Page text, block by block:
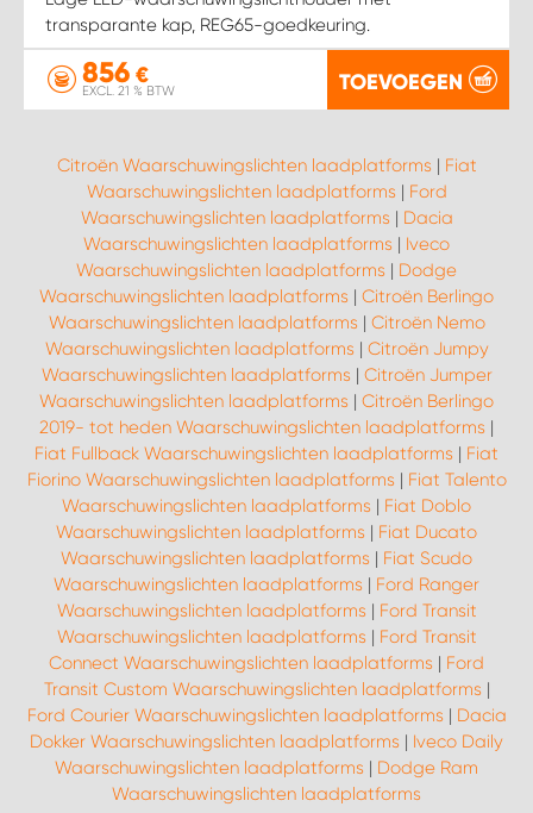
transparante kap, REG65-goedkeuring.
856 €
EXCL. 21 % BTW TOEVOEGEN
Citroën Waarschuwingslichten laadplatforms | Fiat
Waarschuwingslichten laadplatforms | Ford
Waarschuwingslichten laadplatforms | Dacia
Waarschuwingslichten laadplatforms | Iveco
Waarschuwingslichten laadplatforms | Dodge
Waarschuwingslichten laadplatforms | Citroën Berlingo
Waarschuwingslichten laadplatforms | Citroën Nemo
Waarschuwingslichten laadplatforms | Citroën Jumpy
Waarschuwingslichten laadplatforms | Citroën Jumper
Waarschuwingslichten laadplatforms | Citroën Berlingo
2019- tot heden Waarschuwingslichten laadplatforms |
Fiat Fullback Waarschuwingslichten laadplatforms | Fiat
Fiorino Waarschuwingslichten laadplatforms | Fiat Talento
Waarschuwingslichten laadplatforms | Fiat Doblo
Waarschuwingslichten laadplatforms | Fiat Ducato
Waarschuwingslichten laadplatforms | Fiat Scudo
Waarschuwingslichten laadplatforms | Ford Ranger
Waarschuwingslichten laadplatforms | Ford Transit
Waarschuwingslichten laadplatforms | Ford Transit
Connect Waarschuwingslichten laadplatforms | Ford
Transit Custom Waarschuwingslichten laadplatforms |
Ford Courier Waarschuwingslichten laadplatforms | Dacia
Dokker Waarschuwingslichten laadplatforms | Iveco Daily
Waarschuwingslichten laadplatforms | Dodge Ram
Waarschuwingslichten laadplatforms
WORK SYSTEM ZWARTEBROEK